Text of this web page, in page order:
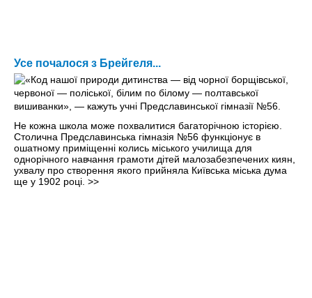
Усе почалося з Брейгеля...
Не кожна школа може похвалитися багаторічною історією.
Столична Предславинська гімназія №56 функціонує в
ошатному приміщенні колись міського училища для
однорічного навчання грамоти дітей малозабезпечених киян,
ухвалу про створення якого прийняла Київська міська дума
ще у 1902 році. >>